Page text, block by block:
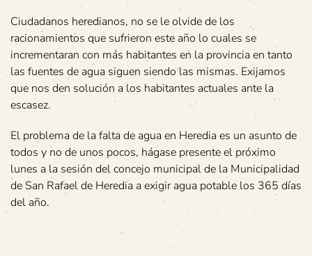
Ciudadanos heredianos, no se le olvide de los
racionamientos que sufrieron este año lo cuales se
incrementaran con más habitantes en la provincia en tanto
las fuentes de agua siguen siendo las mismas. Exijamos
que nos den solución a los habitantes actuales ante la
escasez.
El problema de la falta de agua en Heredia es un asunto de
todos y no de unos pocos, hágase presente el próximo
lunes a la sesión del concejo municipal de la Municipalidad
de San Rafael de Heredia a exigir agua potable los 365 días
del año.